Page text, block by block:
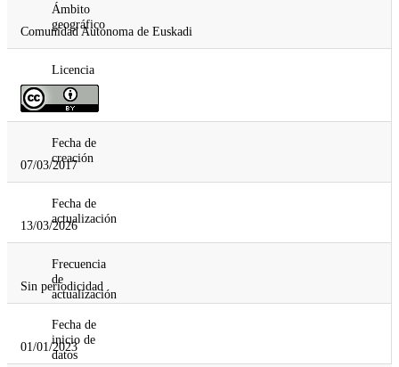
Ámbito
geográfico
Comunidad Autonoma de Euskadi
Licencia
Fecha de
creación
07/03/2017
Fecha de
actualización
13/03/2026
Frecuencia
de
actualización
Sin periodicidad
Fecha de
inicio de
datos
01/01/2023